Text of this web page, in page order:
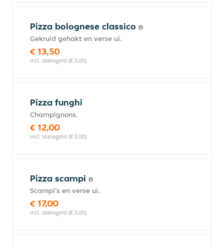
Pizza bolognese classico
Gekruid gehakt en verse ui.
€ 13,50
incl. statiegeld (€ 0,00)
Pizza funghi
Champignons.
€ 12,00
incl. statiegeld (€ 0,00)
Pizza scampi
Scampi's en verse ui.
€ 17,00
incl. statiegeld (€ 0,00)